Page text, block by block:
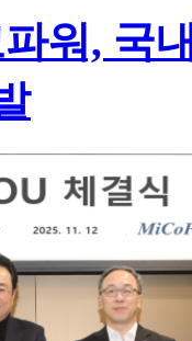
워, 국